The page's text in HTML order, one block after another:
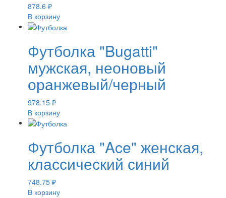
878.6 ₽
В корзину
Футболка "Bugatti"
мужская, неоновый
оранжевый/черный
978.15 ₽
В корзину
Футболка "Ace" женская,
классический синий
748.75 ₽
В корзину